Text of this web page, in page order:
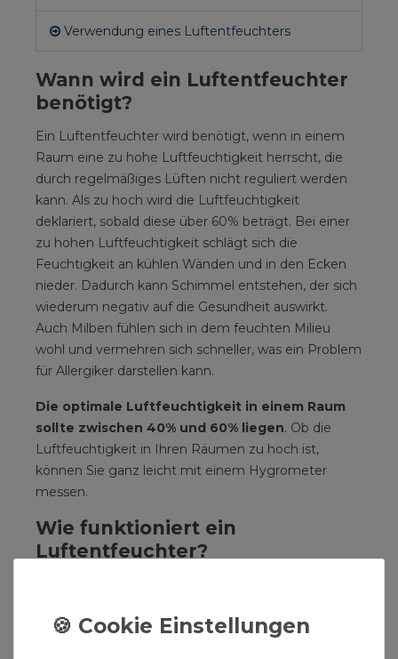
Verwendung eines Luftentfeuchters
Wann wird ein Luftentfeuchter
benötigt?
Ein Luftentfeuchter wird benötigt, wenn in einem
Raum eine zu hohe Luftfeuchtigkeit herrscht, die
durch regelmäßiges Lüften nicht reguliert werden
kann. Als zu hoch wird die Luftfeuchtigkeit
deklariert, sobald diese über 60% beträgt. Bei einer
zu hohen Luftfeuchtigkeit schlägt sich die
Feuchtigkeit an kühlen Wänden und in den Ecken
nieder. Dadurch kann Schimmel entstehen, der sich
wiederum negativ auf die Gesundheit auswirkt.
Auch Milben fühlen sich in dem feuchten Milieu
wohl und vermehren sich schneller, was ein Problem
für Allergiker darstellen kann.
Die optimale Luftfeuchtigkeit in einem Raum
sollte zwischen 40% und 60% liegen. Ob die
Luftfeuchtigkeit in Ihren Räumen zu hoch ist,
können Sie ganz leicht mit einem Hygrometer
messen.
Wie funktioniert ein
Luftentfeuchter?
Kondensationstrockner, die die Feuchtigkeit in